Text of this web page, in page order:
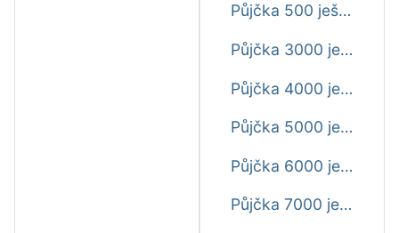
Půjčka 500 ještě dnes
Půjčka 3000 ještě dnes
Půjčka 4000 ještě dnes
Půjčka 5000 ještě dnes
Půjčka 6000 ještě dnes
Půjčka 7000 ještě dnes